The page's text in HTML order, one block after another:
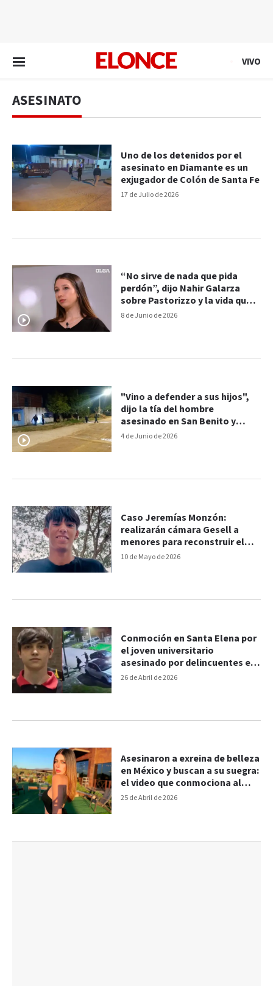
VIVO
ASESINATO
17 de Julio de 2026
Uno de los detenidos por el
asesinato en Diamante es un
exjugador de Colón de Santa Fe
8 de Junio de 2026
“No sirve de nada que pida
perdón”, dijo Nahir Galarza
sobre Pastorizzo y la vida que
imagina después de la condena
4 de Junio de 2026
"Vino a defender a sus hijos",
dijo la tía del hombre
asesinado en San Benito y
rechazó versiones sobre el
10 de Mayo de 2026
Caso Jeremías Monzón:
realizarán cámara Gesell a
menores para reconstruir el
crimen
26 de Abril de 2026
Conmoción en Santa Elena por
el joven universitario
asesinado por delincuentes en
Buenos Aires
25 de Abril de 2026
Asesinaron a exreina de belleza
en México y buscan a su suegra:
el video que conmociona al
país